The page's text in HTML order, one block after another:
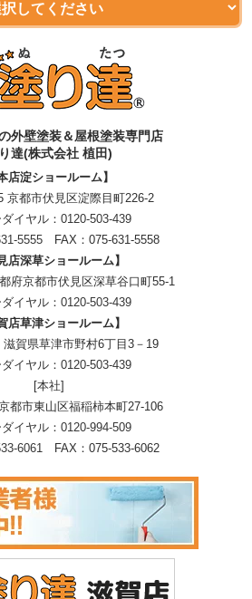
外壁塗装＆屋根塗装専門店
達(株式会社 植田)
店淀ショールーム】
京都市伏見区淀際目町226-2
イヤル： 0120-503-439
5555 FAX：075-631-5558
店深草ショールーム】
府京都市伏見区深草谷口町55-1
イヤル： 0120-503-439
店草津ショールーム】
滋賀県草津市野村6丁目3－19
イヤル： 0120-503-439
[本社]
都市東山区福稲柿本町27-106
イヤル： 0120-994-509
6061 FAX：075-533-6062